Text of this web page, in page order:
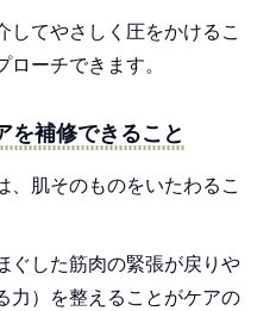
してやさしく圧をかけるこ
ーチできます。
補修できること
、肌そのものをいたわるこ
ぐした筋肉の緊張が戻りや
力）を整えることがケアの